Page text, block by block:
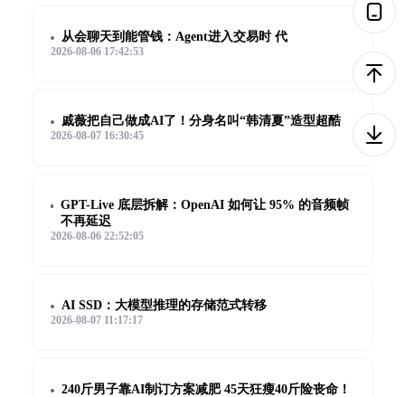
从会聊天到能管钱：Agent进入交易时 代
2026-08-06 17:42:53
戚薇把自己做成AI了！分身名叫“韩清夏”造型超酷
2026-08-07 16:30:45
GPT-Live 底层拆解：OpenAI 如何让 95% 的音频帧
不再延迟
2026-08-06 22:52:05
AI SSD：大模型推理的存储范式转移
2026-08-07 11:17:17
240斤男子靠AI制订方案减肥 45天狂瘦40斤险丧命！